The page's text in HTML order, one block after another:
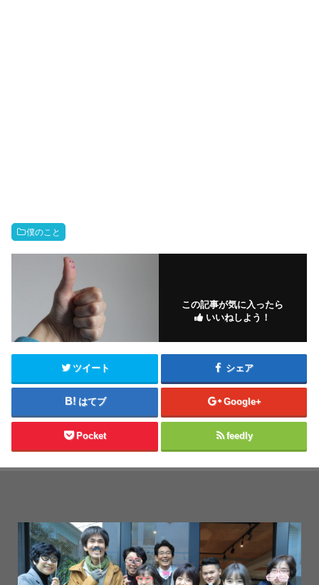
僕のこと
この記事が気に入ったら
いいねしよう！
ツイート シェア
はてブ Google+
Pocket feedly